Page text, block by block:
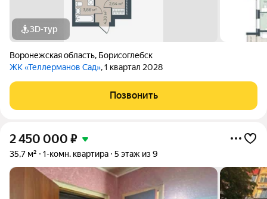
3D-тур
Воронежская область, Борисоглебск
ЖК «Теллерманов Сад», 1 квартал 2028
Позвонить
2 450 000 ₽
35,7 м² 1-комн. квартира 5 этаж из 9